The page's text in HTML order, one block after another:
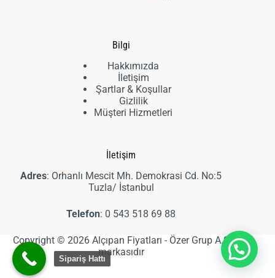
Bilgi
Hakkımızda
İletişim
Şartlar & Koşullar
Gizlilik
Müşteri Hizmetleri
İletişim
Adres: Orhanlı Mescit Mh. Demokrasi Cd. No:5
Tuzla/ İstanbul
Telefon: 0 543 518 69 88
Copyright © 2026 Alçıpan Fiyatları - Özer Grup A.Ş
markasıdır
Sipariş Hattı